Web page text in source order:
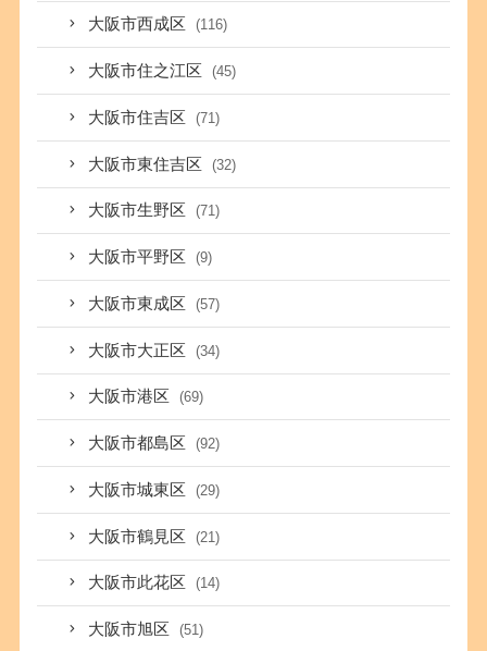
大阪市西成区 (116)
大阪市住之江区 (45)
大阪市住吉区 (71)
大阪市東住吉区 (32)
大阪市生野区 (71)
大阪市平野区 (9)
大阪市東成区 (57)
大阪市大正区 (34)
大阪市港区 (69)
大阪市都島区 (92)
大阪市城東区 (29)
大阪市鶴見区 (21)
大阪市此花区 (14)
大阪市旭区 (51)